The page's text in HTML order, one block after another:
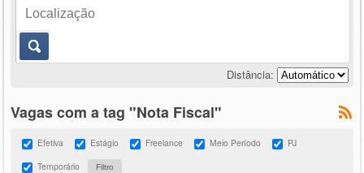
Distância:
Vagas com a tag "Nota Fiscal"
Efetiva Estágio Freelance Meio Período
PJ
Temporário